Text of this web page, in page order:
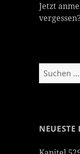
Jetzt
Suchen
nach:
NEUESTE